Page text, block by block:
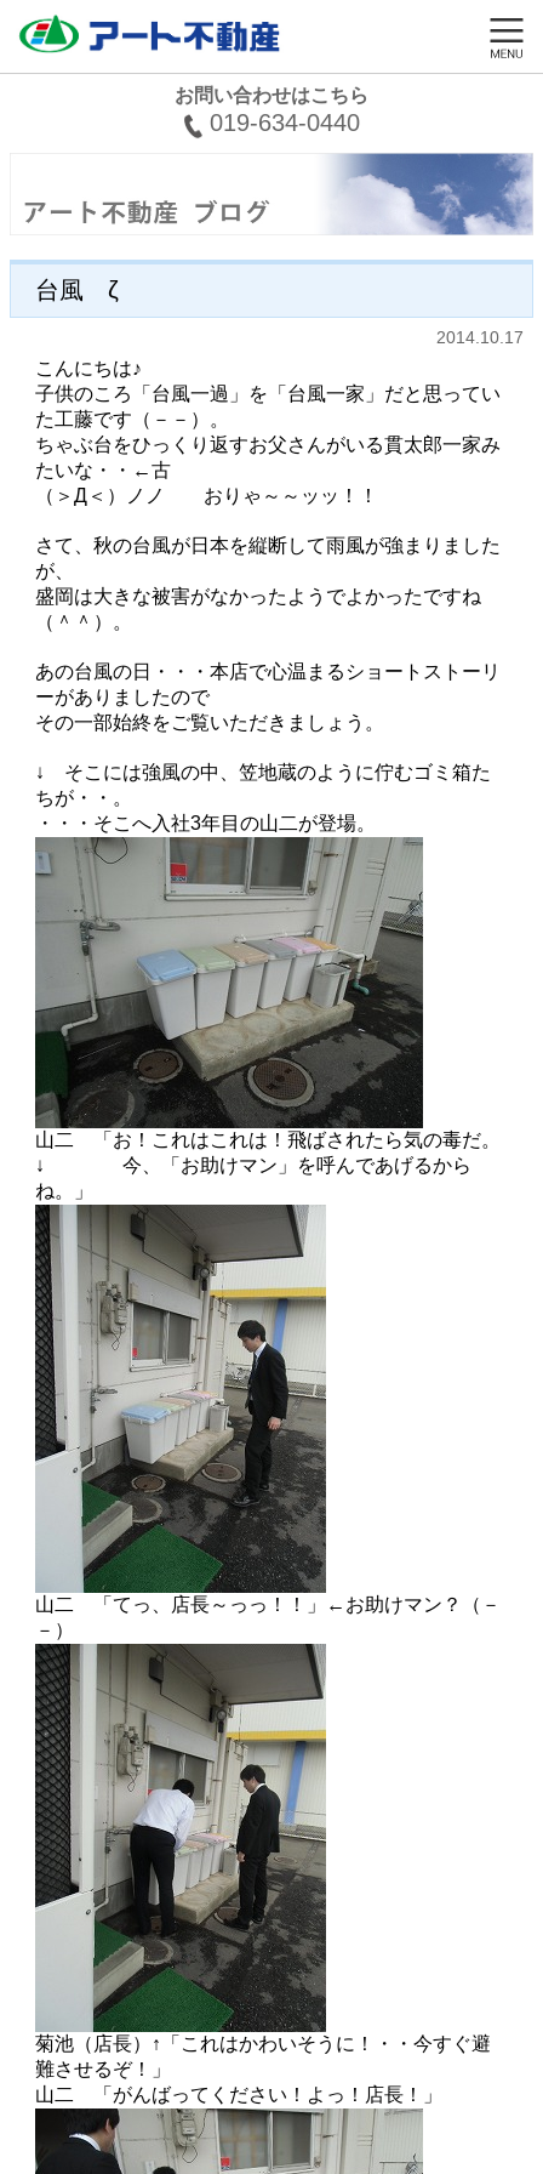
お問い合わせはこちら
019-634-0440
台風 ζ
2014.10.17
こんにちは♪
子供のころ「台風一過」を「台風一家」だと思ってい
た工藤です（－－）。
ちゃぶ台をひっくり返すお父さんがいる貫太郎一家み
たいな・・←古
（＞Д＜）ノノ おりゃ～～ッッ！！
さて、秋の台風が日本を縦断して雨風が強まりました
が、
盛岡は大きな被害がなかったようでよかったですね
（＾＾）。
あの台風の日・・・本店で心温まるショートストーリ
ーがありましたので
その一部始終をご覧いただきましょう。
↓ そこには強風の中、笠地蔵のように佇むゴミ箱た
ちが・・。
・・・そこへ入社3年目の山二が登場。
山二 「お！これはこれは！飛ばされたら気の毒だ。
↓ 今、「お助けマン」を呼んであげるから
ね。」
山二 「てっ、店長～っっ！！」←お助けマン？（－
－）
菊池（店長）↑「これはかわいそうに！・・今すぐ避
難させるぞ！」
山二 「がんばってください！よっ！店長！」